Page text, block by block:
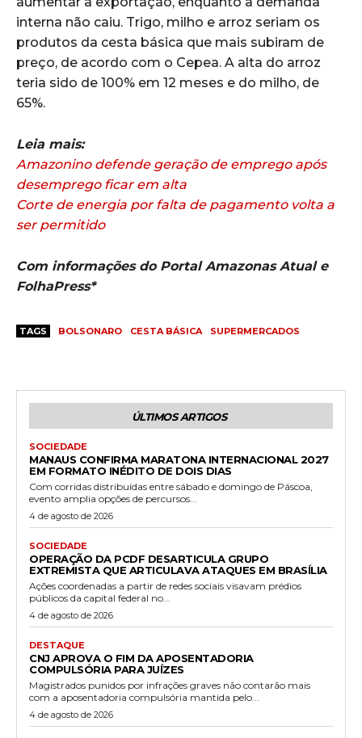
interna não caiu. Trigo, milho e arroz seriam os
produtos da cesta básica que mais subiram de
preço, de acordo com o Cepea. A alta do arroz
teria sido de 100% em 12 meses e do milho, de
65%.
Leia mais:
Amazonino defende geração de emprego após
desemprego ficar em alta
Corte de energia por falta de pagamento volta a
ser permitido
Com informações do Portal Amazonas Atual e
FolhaPress*
TAGS BOLSONARO CESTA BÁSICA SUPERMERCADOS
ÚLTIMOS ARTIGOS
SOCIEDADE
MANAUS CONFIRMA MARATONA INTERNACIONAL 2027
EM FORMATO INÉDITO DE DOIS DIAS
Com corridas distribuídas entre sábado e domingo de Páscoa,
evento amplia opções de percursos...
4 de agosto de 2026
SOCIEDADE
OPERAÇÃO DA PCDF DESARTICULA GRUPO
EXTREMISTA QUE ARTICULAVA ATAQUES EM BRASÍLIA
Ações coordenadas a partir de redes sociais visavam prédios
públicos da capital federal no...
4 de agosto de 2026
DESTAQUE
CNJ APROVA O FIM DA APOSENTADORIA
COMPULSÓRIA PARA JUÍZES
Magistrados punidos por infrações graves não contarão mais
com a aposentadoria compulsória mantida pelo...
4 de agosto de 2026